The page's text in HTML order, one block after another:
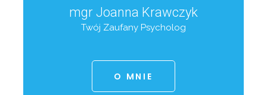
mgr Joanna Krawczyk
Twój Zaufany Psycholog
O MNIE